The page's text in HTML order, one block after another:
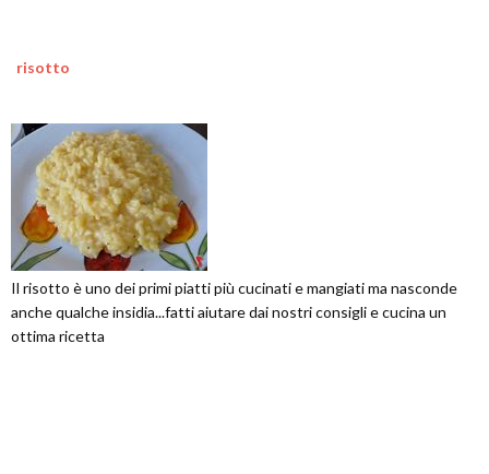
risotto
Il risotto è uno dei primi piatti più cucinati e mangiati ma nasconde
anche qualche insidia...fatti aiutare dai nostri consigli e cucina un
ottima ricetta